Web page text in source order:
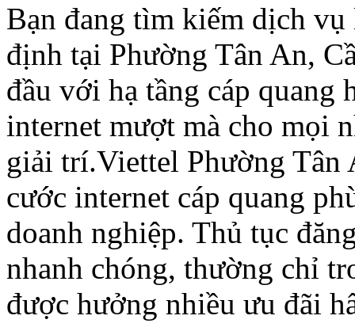
Bạn đang tìm kiếm dịch
định tại Phường Tân An,
đầu với hạ tầng cáp quang
internet mượt mà cho mọi
giải trí.Viettel Phường Tân
cước internet cáp quang
doanh nghiệp. Thủ tục
nhanh chóng, thường chỉ
được hưởng nhiều ưu đãi